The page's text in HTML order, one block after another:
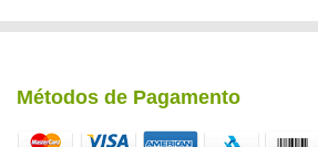
Métodos de Pagamento